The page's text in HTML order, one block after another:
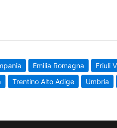
Emilia Romagna Friuli
Trentino Alto Adige Umbria